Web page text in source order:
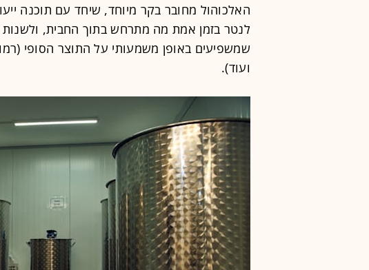
האלכוהול מחובר בקר מיוחד, שיחד עם תוכנה
לנטר בזמן אמת מה מתרחש בתוך החבית, ולשנות
ועוד).